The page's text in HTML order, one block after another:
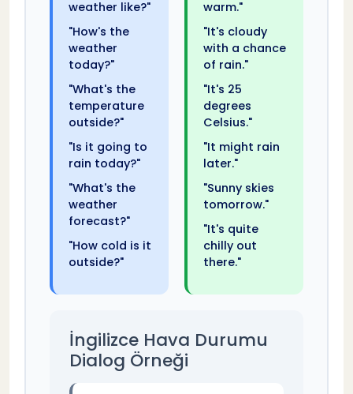
weather like?"
"How's the
weather
today?"
"What's the
temperature
outside?"
"Is it going to
rain today?"
"What's the
weather
forecast?"
"How cold is it
outside?"
warm."
"It's cloudy
with a chance
of rain."
"It's 25
degrees
Celsius."
"It might rain
later."
"Sunny skies
tomorrow."
"It's quite
chilly out
there."
İngilizce Hava Durumu
Dialog Örneği